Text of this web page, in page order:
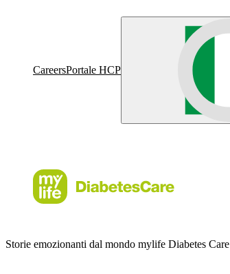
CareersPortale HCP
Storie emozionanti dal mondo mylife Diabetes Care